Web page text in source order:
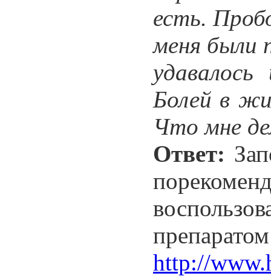
есть.
меня были
Болей в
Что мне
Ответ:
http://